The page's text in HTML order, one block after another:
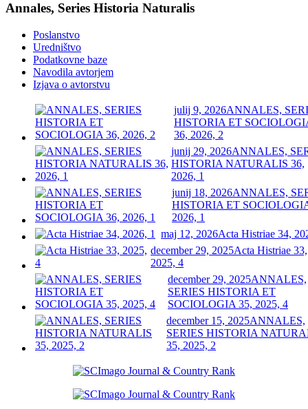
Annales, Series Historia Naturalis
Poslanstvo
Uredništvo
Podatkovne baze
Navodila avtorjem
Izjava o avtorstvu
julij 9, 2026ANNALES,
HISTORIA ET
36, 2026, 2
junij 29, 2026ANNALES,
HISTORIA NATURALIS 36,
2026, 1
junij 18, 2026ANNALES,
HISTORIA ET
2026, 1
maj 12, 2026Acta Histriae 34,
december 29, 2025Acta Histriae 33,
2025, 4
december 29, 2025ANNALES,
SERIES HISTORIA ET
SOCIOLOGIA 35, 2025, 4
december 15, 2025ANNALES,
SERIES HISTORIA
35, 2025, 2